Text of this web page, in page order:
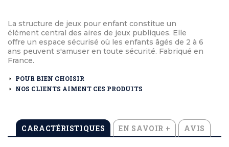
La structure de jeux pour enfant constitue un
élément central des aires de jeux publiques. Elle
offre un espace sécurisé où les enfants âgés de 2 à 6
ans peuvent s'amuser en toute sécurité. Fabriqué en
France.
POUR BIEN CHOISIR
NOS CLIENTS AIMENT CES PRODUITS
CARACTÉRISTIQUES EN SAVOIR + AVIS